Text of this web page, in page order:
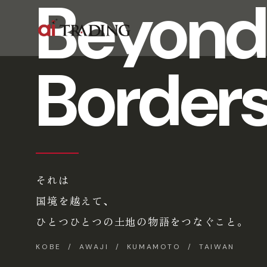
Beyond
それは
国境を越えて、
ひとつひとつの土地の物語をつなぐこと。
KOBE / AWAJI / KUMAMOTO / TAIWAN